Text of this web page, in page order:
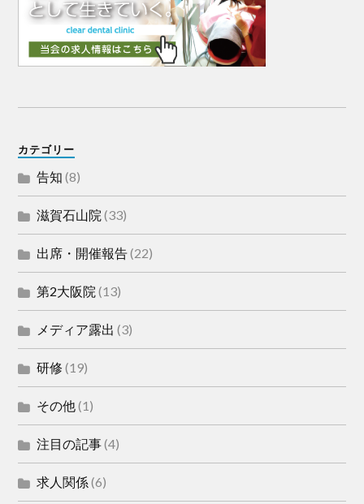
カテゴリー
告知 (8)
滋賀石山院 (33)
出席・開催報告(22)
第2大阪院 (13)
メディア露出 (3)
研修 (19)
その他(1)
注目の記事(4)
求人関係(6)